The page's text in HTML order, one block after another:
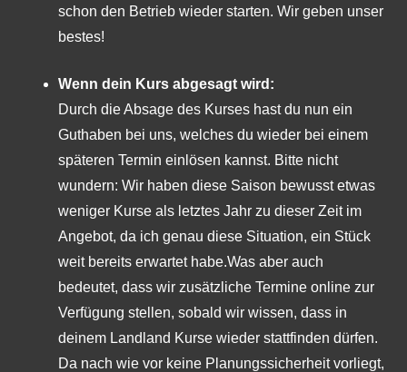
schon den Betrieb wieder starten. Wir geben unser
bestes!
Wenn dein Kurs abgesagt wird:
Durch die Absage des Kurses hast du nun ein
Guthaben bei uns, welches du wieder bei einem
späteren Termin einlösen kannst. Bitte nicht
wundern: Wir haben diese Saison bewusst etwas
weniger Kurse als letztes Jahr zu dieser Zeit im
Angebot, da ich genau diese Situation, ein Stück
weit bereits erwartet habe.Was aber auch
bedeutet, dass wir zusätzliche Termine online zur
Verfügung stellen, sobald wir wissen, dass in
deinem Landland Kurse wieder stattfinden dürfen.
Da nach wie vor keine Planungssicherheit vorliegt,